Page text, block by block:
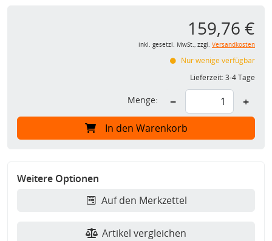
159,76 €
inkl. gesetzl. MwSt., zzgl. Versandkosten
Nur wenige verfügbar
Lieferzeit:3-4 Tage
Menge: − +
In den Warenkorb
Weitere Optionen
Auf den Merkzettel
Artikel vergleichen